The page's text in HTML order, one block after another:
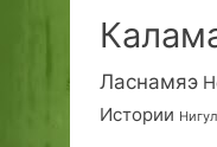
Ласнамяэ
Истории